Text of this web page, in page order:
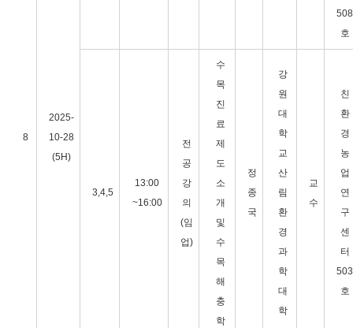
8
2025-
10-28
(5H)
508
호
3,4,5
13:00
~16:00
전
공
강
의
(임
업)
수
목
진
료
제
도
소
개
및
수
목
해
충
학
정
종
국
강
원
대
학
교
산
림
환
경
과
학
대
학
교
수
친
환
경
농
업
연
구
센
터
503
호